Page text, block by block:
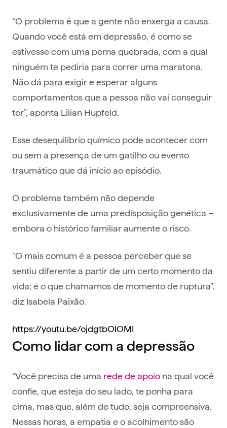
“O problema é que a gente não enxerga a causa.
Quando você está em depressão, é como se
estivesse com uma perna quebrada, com a qual
ninguém te pediria para correr uma maratona.
Não dá para exigir e esperar alguns
comportamentos que a pessoa não vai conseguir
ter”, aponta Lilian Hupfeld.
Esse desequilíbrio químico pode acontecer com
ou sem a presença de um gatilho ou evento
traumático que dá início ao episódio.
O problema também não depende
exclusivamente de uma predisposição genética –
embora o histórico familiar aumente o risco.
“O mais comum é a pessoa perceber que se
sentiu diferente a partir de um certo momento da
vida; é o que chamamos de momento de ruptura”,
diz Isabela Paixão.
https://youtu.be/ojdgtbOlOMI
Como lidar com a depressão
“Você precisa de uma rede de apoio na qual você
confie, que esteja do seu lado, te ponha para
cima, mas que, além de tudo, seja compreensiva.
Nessas horas, a empatia e o acolhimento são